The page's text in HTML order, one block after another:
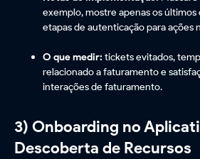
exemplo, mostre apenas os
etapas de autenticação para ações
O que medir: tickets evitados,
relacionado a faturamento e
interações de faturamento.
3) Onboarding no
Descoberta de Recursos